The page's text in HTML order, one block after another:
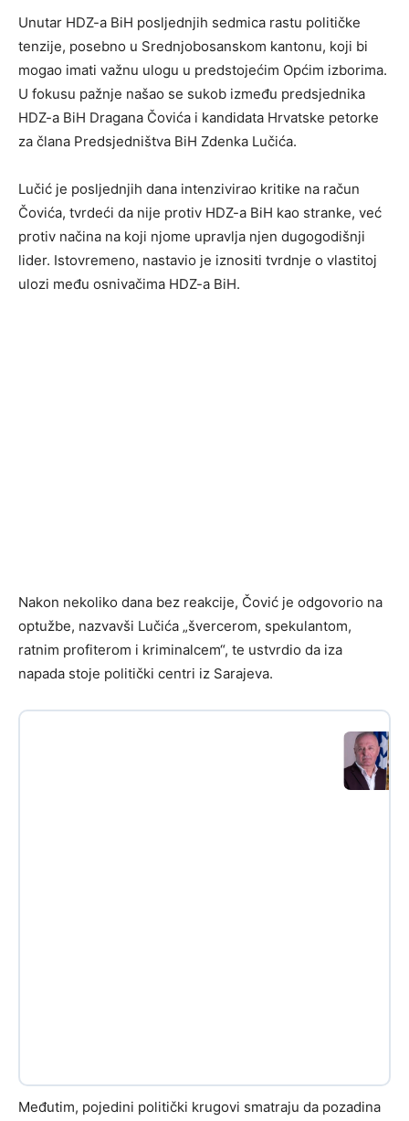
Unutar HDZ-a BiH posljednjih sedmica rastu političke
tenzije, posebno u Srednjobosanskom kantonu, koji bi
mogao imati važnu ulogu u predstojećim Općim izborima.
U fokusu pažnje našao se sukob između predsjednika
HDZ-a BiH Dragana Čovića i kandidata Hrvatske petorke
za člana Predsjedništva BiH Zdenka Lučića.
Lučić je posljednjih dana intenzivirao kritike na račun
Čovića, tvrdeći da nije protiv HDZ-a BiH kao stranke, već
protiv načina na koji njome upravlja njen dugogodišnji
lider. Istovremeno, nastavio je iznositi tvrdnje o vlastitoj
ulozi među osnivačima HDZ-a BiH.
Nakon nekoliko dana bez reakcije, Čović je odgovorio na
optužbe, nazvavši Lučića „švercerom, spekulantom,
ratnim profiterom i kriminalcem“, te ustvrdio da iza
napada stoje politički centri iz Sarajeva.
Međutim, pojedini politički krugovi smatraju da pozadina